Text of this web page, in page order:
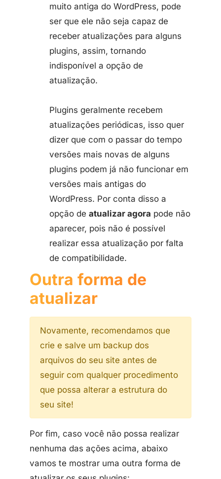
muito antiga do WordPress, pode
ser que ele não seja capaz de
receber atualizações para alguns
plugins, assim, tornando
indisponível a opção de
atualização.
Plugins geralmente recebem
atualizações periódicas, isso quer
dizer que com o passar do tempo
versões mais novas de alguns
plugins podem já não funcionar em
versões mais antigas do
WordPress. Por conta disso a
opção de atualizar agora pode não
aparecer, pois não é possível
realizar essa atualização por falta
de compatibilidade.
Outra forma de
atualizar
Novamente, recomendamos que
crie e salve um backup dos
arquivos do seu site antes de
seguir com qualquer procedimento
que possa alterar a estrutura do
seu site!
Por fim, caso você não possa realizar
nenhuma das ações acima, abaixo
vamos te mostrar uma outra forma de